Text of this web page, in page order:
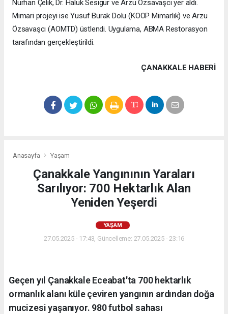
Nurhan Çelik, Dr. Haluk Sesigür ve Arzu Özsavaşcı yer aldı.
Mimari projeyi ise Yusuf Burak Dolu (KOOP Mimarlık) ve Arzu
Özsavaşcı (AOMTD) üstlendi. Uygulama, ABMA Restorasyon
tarafından gerçekleştirildi.
ÇANAKKALE HABERİ
Anasayfa Yaşam
Çanakkale Yangınının Yaraları
Sarılıyor: 700 Hektarlık Alan
Yeniden Yeşerdi
YAŞAM
27.05.2025 - 17:43, Güncelleme: 27.05.2025 - 23:16
Geçen yıl Çanakkale Eceabat'ta 700 hektarlık
ormanlık alanı küle çeviren yangının ardından doğa
mucizesi yaşanıyor. 980 futbol sahası